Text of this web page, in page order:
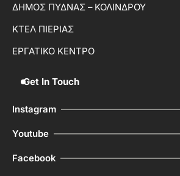
ΔΗΜΟΣ ΠΥΔΝΑΣ – ΚΟΛΙΝΔΡΟΥ
ΚΤΕΛ ΠΙΕΡΙΑΣ
ΕΡΓΑΤΙΚΟ ΚΕΝΤΡΟ
Get In Touch
Instagram
Youtube
Facebook